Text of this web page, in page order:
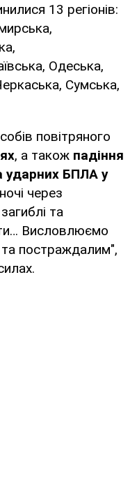
13 регіонів:
Одеська,
Сумська,
повітряного
, а також падіння
ударних БПЛА у
через
та
Висловлюємо
та постраждалим",